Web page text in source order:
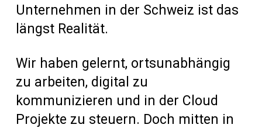
Unternehmen in der Schweiz ist das
längst Realität.
Wir haben gelernt, ortsunabhängig
zu arbeiten, digital zu
kommunizieren und in der Cloud
Projekte zu steuern. Doch mitten in